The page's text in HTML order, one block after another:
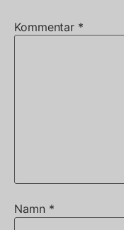
Kommentar *
Namn *